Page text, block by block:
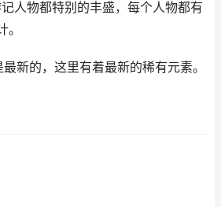
人物都特别的丰盛，每个人物都有
新的，这里有着最新的稀有元素。